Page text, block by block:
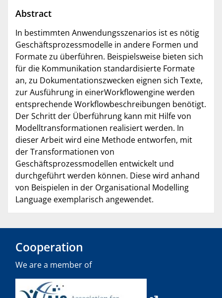
Abstract
In bestimmten Anwendungsszenarios ist es nötig
Geschäftsprozessmodelle in andere Formen und
Formate zu überführen. Beispielsweise bieten sich
für die Kommunikation standardisierte Formate
an, zu Dokumentationszwecken eignen sich Texte,
zur Ausführung in einerWorkflowengine werden
entsprechende Workflowbeschreibungen benötigt.
Der Schritt der Überführung kann mit Hilfe von
Modelltransformationen realisiert werden. In
dieser Arbeit wird eine Methode entworfen, mit
der Transformationen von
Geschäftsprozessmodellen entwickelt und
durchgeführt werden können. Diese wird anhand
von Beispielen in der Organisational Modelling
Language exemplarisch angewendet.
Cooperation
We are a member of